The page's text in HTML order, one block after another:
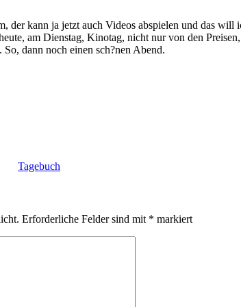
der kann ja jetzt auch Videos abspielen und das
am Dienstag, Kinotag, nicht nur von den
dann noch einen sch?nen Abend.
Tagebuch
Erforderliche Felder sind mit * markiert